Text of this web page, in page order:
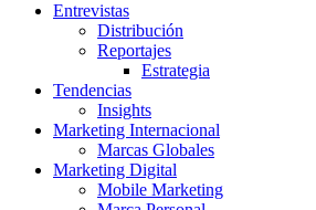
Entrevistas
Distribución
Reportajes
Estrategia
Tendencias
Insights
Marketing Internacional
Marcas Globales
Marketing Digital
Mobile Marketing